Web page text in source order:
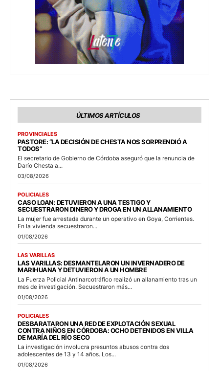
ÚLTIMOS ARTÍCULOS
PROVINCIALES
PASTORE: “LA DECISIÓN DE CHESTA NOS SORPRENDIÓ A
TODOS”
El secretario de Gobierno de Córdoba aseguró que la renuncia de
Darío Chesta a...
03/08/2026
POLICIALES
CASO LOAN: DETUVIERON A UNA TESTIGO Y
SECUESTRARON DINERO Y DROGA EN UN ALLANAMIENTO
La mujer fue arrestada durante un operativo en Goya, Corrientes.
En la vivienda secuestraron...
01/08/2026
LAS VARILLAS
LAS VARILLAS: DESMANTELARON UN INVERNADERO DE
MARIHUANA Y DETUVIERON A UN HOMBRE
La Fuerza Policial Antinarcotráfico realizó un allanamiento tras un
mes de investigación. Secuestraron más...
01/08/2026
POLICIALES
DESBARATARON UNA RED DE EXPLOTACIÓN SEXUAL
CONTRA NIÑOS EN CÓRDOBA: OCHO DETENIDOS EN VILLA
DE MARÍA DEL RÍO SECO
La investigación involucra presuntos abusos contra dos
adolescentes de 13 y 14 años. Los...
01/08/2026